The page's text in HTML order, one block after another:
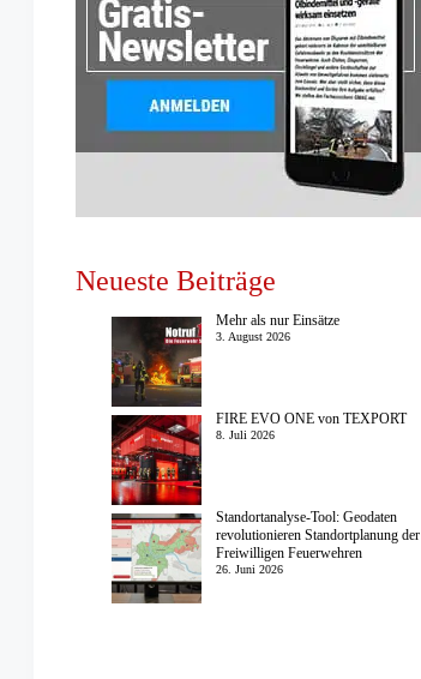
Neueste Beiträge
Mehr als nur Einsätze
3. August 2026
FIRE EVO ONE von TEXPORT
8. Juli 2026
Standortanalyse-Tool: Geodaten
revolutionieren Standortplanung der
Freiwilligen Feuerwehren
26. Juni 2026